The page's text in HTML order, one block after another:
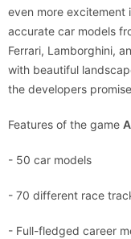
even more excitement
accurate car models
Ferrari, Lamborghini,
with beautiful
the developers
Features of the game
- 50 car models
- 70 different race
- Full-fledged career